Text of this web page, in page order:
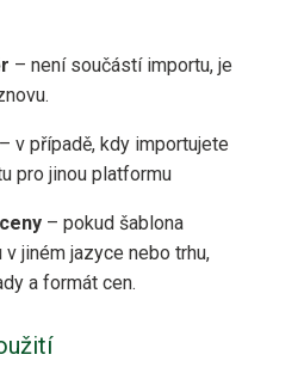
– není součástí importu, je
– v případě, kdy importujete
pro jinou platformu
– pokud šablona
jiném jazyce nebo trhu,
a formát cen.